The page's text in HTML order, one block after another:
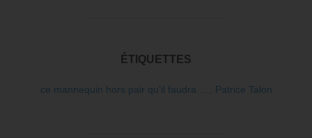
ÉTIQUETTES
ce mannequin hors pair qu’il faudra…. Patrice Talon